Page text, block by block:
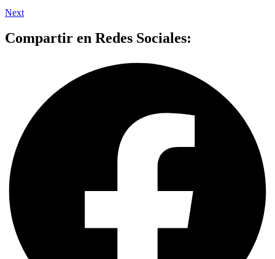
Next
Compartir en Redes Sociales: